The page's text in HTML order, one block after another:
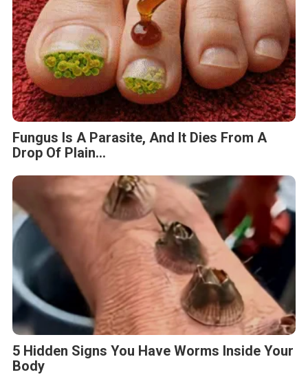
Fungus Is A Parasite, And It Dies From A
Drop Of Plain...
5 Hidden Signs You Have Worms Inside Your
Body